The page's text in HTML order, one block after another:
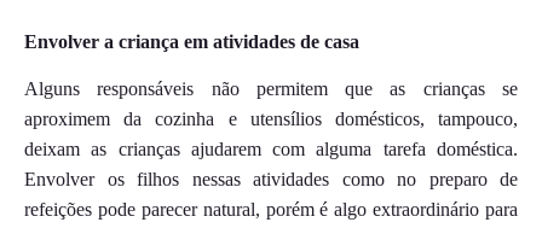
Envolver a criança em atividades de casa
Alguns responsáveis não permitem que as crianças se
aproximem da cozinha e utensílios domésticos, tampouco,
deixam as crianças ajudarem com alguma tarefa doméstica.
Envolver os filhos nessas atividades como no preparo de
refeições pode parecer natural, porém é algo extraordinário para